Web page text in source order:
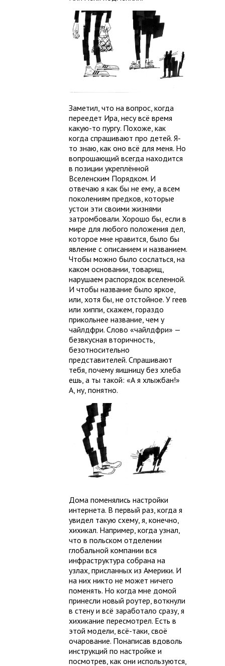
Заметил, что на вопрос, когда
переедет Ира, несу всё время
какую-то пургу. Похоже, как
когда спрашивают про детей. Я-
то знаю, как оно всё для меня. Но
вопрошающий всегда находится
в позиции укреплённой
Вселенским Порядком. И
отвечаю я как бы не ему, а всем
поколениям предков, которые
устои эти своими жизнями
затромбовали. Хорошо бы, если в
мире для любого положения дел,
которое мне нравится, было бы
явление с описанием и названием.
Чтобы можно было сослаться, на
каком основании, товарищ,
нарушаем распорядок вселенной.
И чтобы название было яркое,
или, хотя бы, не отстойное. У геев
или хиппи, скажем, гораздо
прикольнее название, чем у
чайлдфри. Слово «чайлдфри» —
безвкусная вторичность,
безотносительно
представителей. Спрашивают
тебя, почему яишницу без хлеба
ешь, а ты такой: «А я хлыжбан!»
А, ну, понятно.
Дома поменялись настройки
интернета. В первый раз, когда я
увидел такую схему, я, конечно,
хихикал. Например, когда узнал,
что в польском отделении
глобальной компании вся
инфраструктура собрана на
узлах, присланных из Америки. И
на них никто не может ничего
поменять. Но когда мне домой
принесли новый роутер, воткнули
в стену и всё заработало сразу, я
хихикание пересмотрел. Есть в
этой модели, всё-таки, своё
очарование. Понаписав вдоволь
инструкций по настройке и
посмотрев, как они используются,